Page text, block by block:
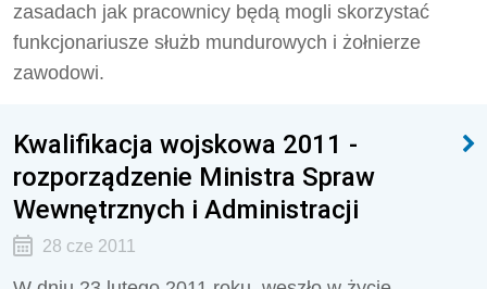
zasadach jak pracownicy będą mogli skorzystać
funkcjonariusze służb mundurowych i żołnierze
zawodowi.
Kwalifikacja wojskowa 2011 -
rozporządzenie Ministra Spraw
Wewnętrznych i Administracji
28 cze 2011